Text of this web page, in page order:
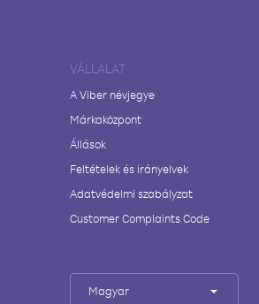
VÁLLALAT
A Viber névjegye
Márkaközpont
Állások
Feltételek és irányelvek
Adatvédelmi szabályzat
Customer Complaints Code
Magyar